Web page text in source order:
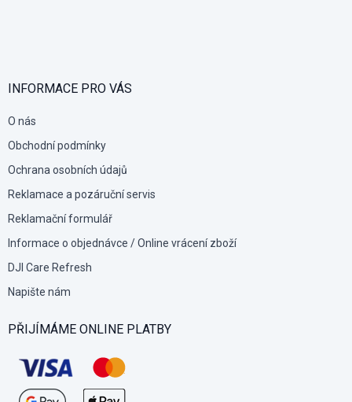
INFORMACE PRO VÁS
O nás
Obchodní podmínky
Ochrana osobních údajů
Reklamace a pozáruční servis
Reklamační formulář
Informace o objednávce / Online vrácení zboží
DJI Care Refresh
Napište nám
PŘIJÍMÁME ONLINE PLATBY